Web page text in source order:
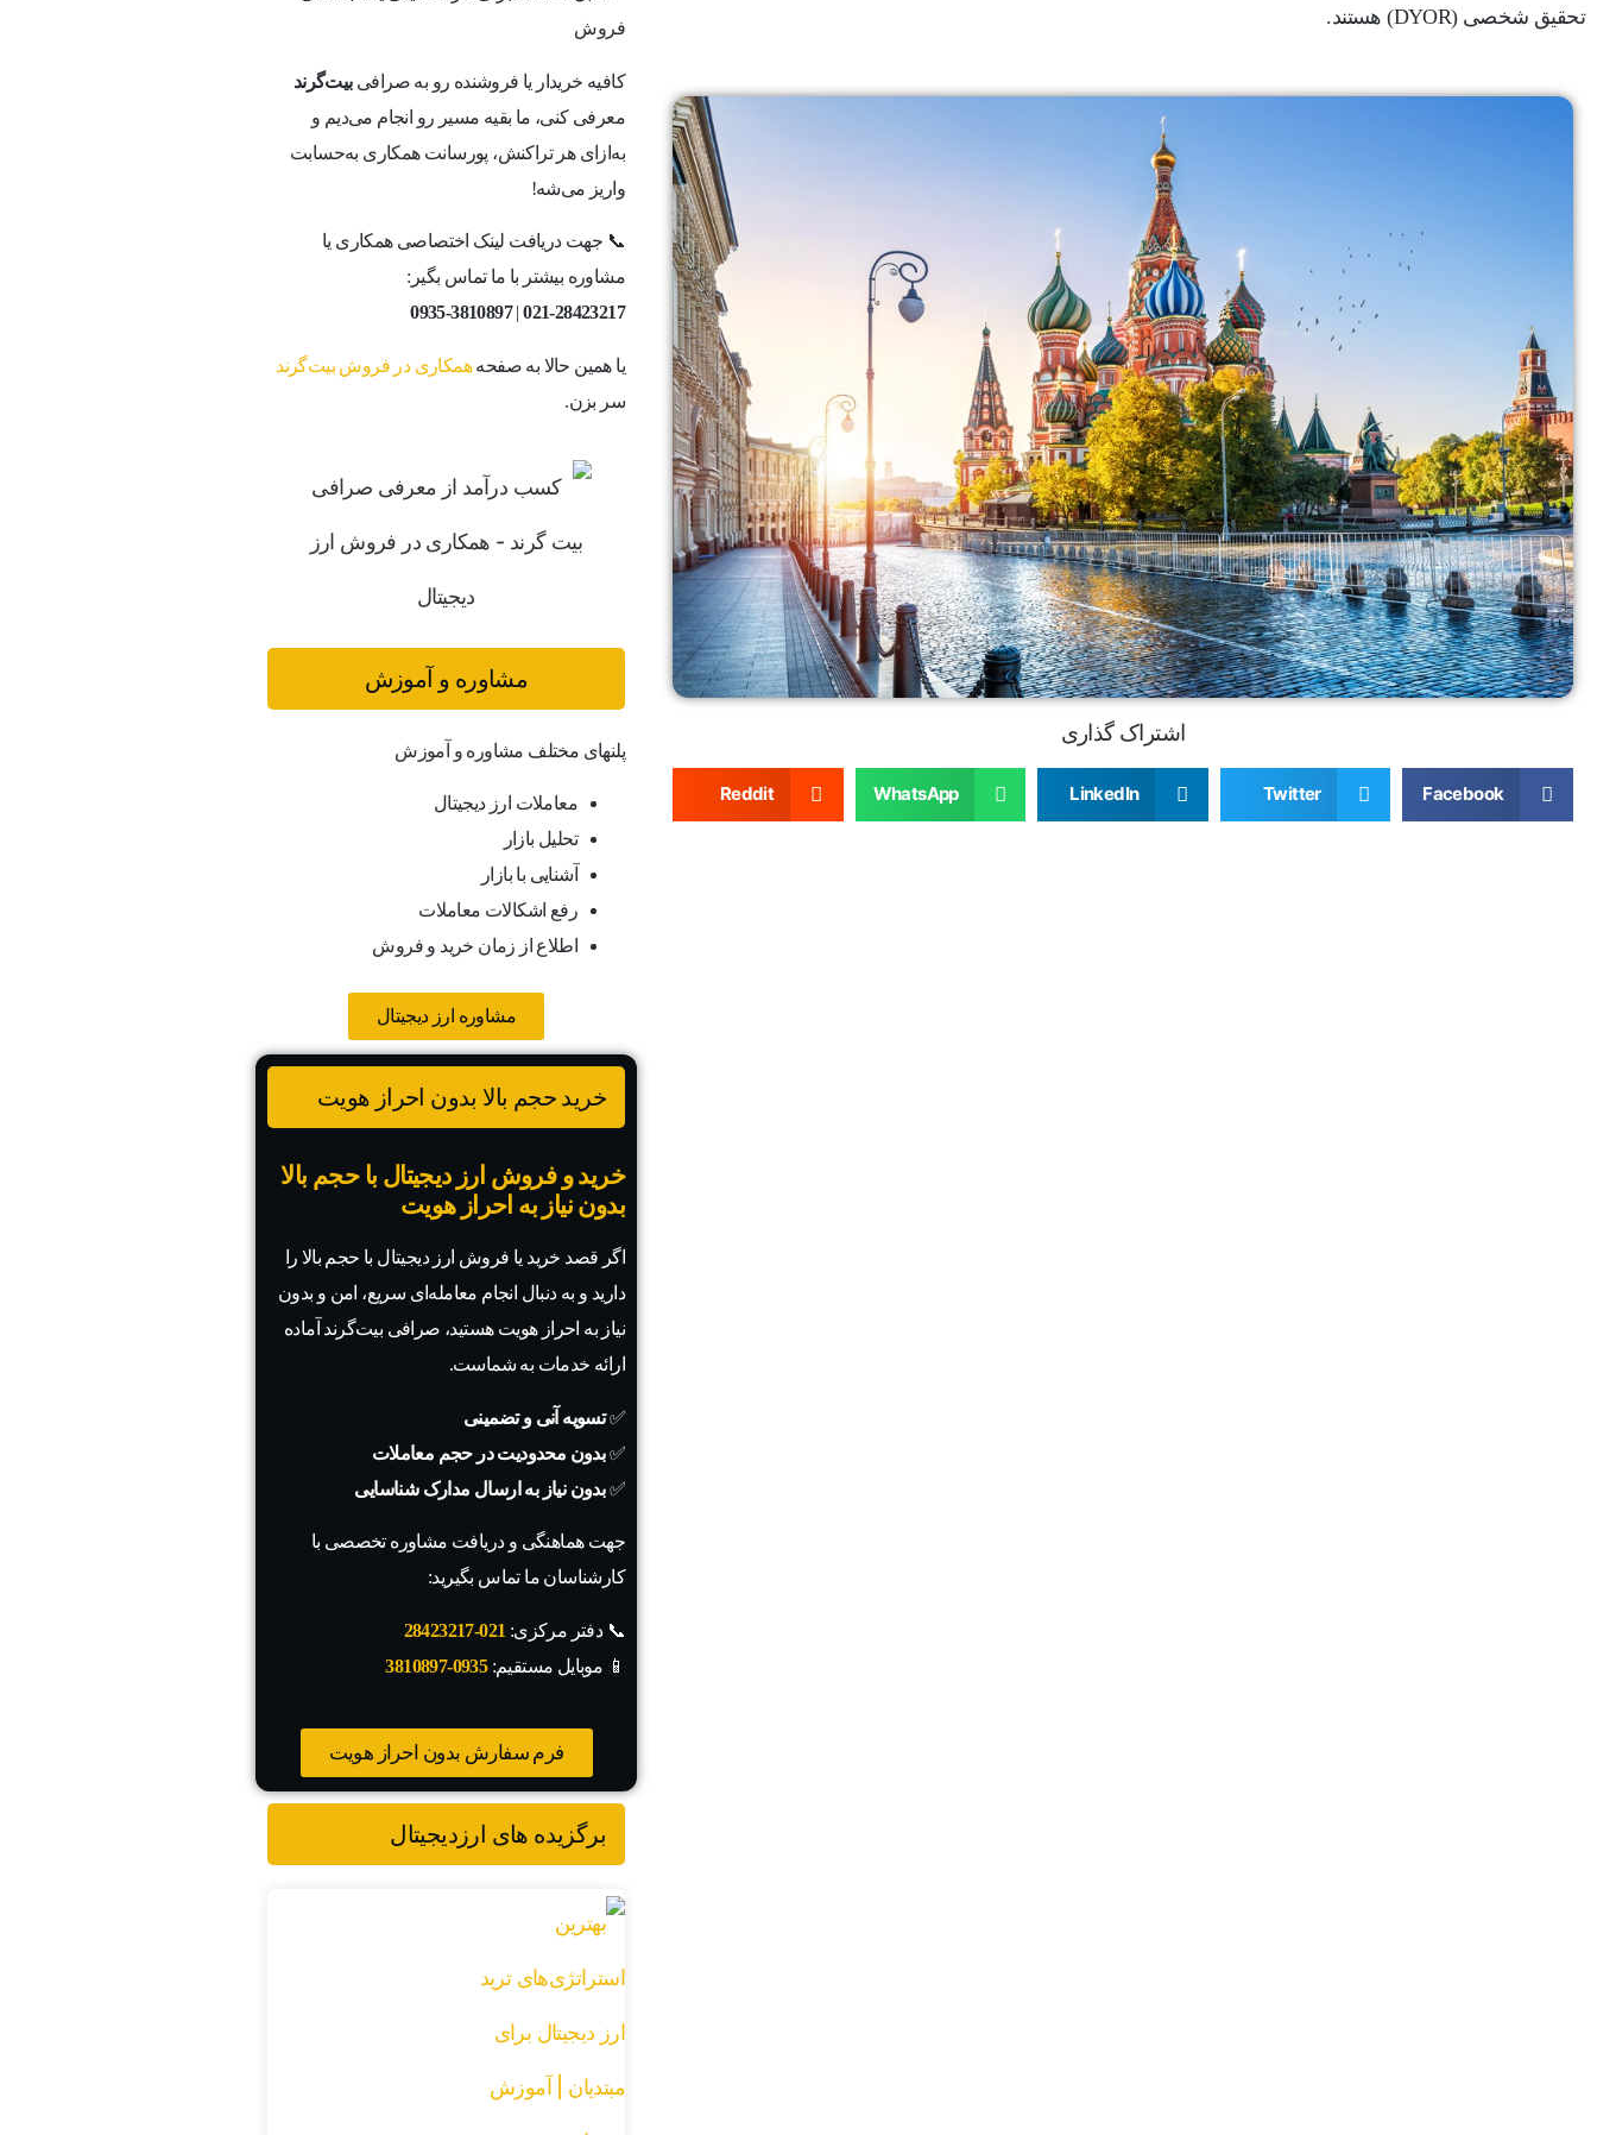
تحقیق شخصی (DYOR) هستند.
اشتراک گذاری
Facebook
Twitter
LinkedIn
WhatsApp
Reddit
فروش
کافیه خریدار یا فروشنده رو به صرافیبیت‌گرند
معرفی کنی، ما بقیه مسیر رو انجام می‌دیم و
به‌ازای هر تراکنش، پورسانت همکاری به‌حسابت
واریز می‌شه!
📞 جهت دریافت لینک اختصاصی همکاری یا
مشاوره بیشتر با ما تماس بگیر:
021-28423217
|
0935-3810897
یا همین حالا به صفحههمکاری در فروش بیت‌گرند
سر بزن.
مشاوره و آموزش
پلنهای مختلف مشاوره و آموزش
معاملات ارز دیجیتال
تحلیل بازار
آشنایی با بازار
رفع اشکالات معاملات
اطلاع از زمان خرید و فروش
مشاوره ارز دیجیتال
خرید حجم بالا بدون احراز هویت
خرید و فروش ارز دیجیتال با حجم بالا
بدون نیاز به احراز هویت
اگر قصد خرید یا فروش ارز دیجیتال با حجم بالا را
دارید و به دنبال انجام معامله‌ای سریع، امن و بدون
نیاز به احراز هویت هستید، صرافی بیت‌گرند آماده
ارائه خدمات به شماست.
✅تسویه آنی و تضمینی
✅بدون محدودیت در حجم معاملات
✅بدون نیاز به ارسال مدارک شناسایی
جهت هماهنگی و دریافت مشاوره تخصصی با
کارشناسان ما تماس بگیرید:
📞 دفتر مرکزی: 021-28423217
📱 موبایل مستقیم:0935-3810897
فرم سفارش بدون احراز هویت
برگزیده های ارزدیجیتال